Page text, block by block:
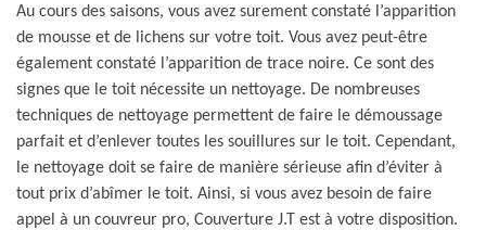
Au cours des saisons, vous avez surement constaté l’apparition
de mousse et de lichens sur votre toit. Vous avez peut-être
également constaté l’apparition de trace noire. Ce sont des
signes que le toit nécessite un nettoyage. De nombreuses
techniques de nettoyage permettent de faire le démoussage
parfait et d’enlever toutes les souillures sur le toit. Cependant,
le nettoyage doit se faire de manière sérieuse afin d’éviter à
tout prix d’abîmer le toit. Ainsi, si vous avez besoin de faire
appel à un couvreur pro, Couverture J.T est à votre disposition.